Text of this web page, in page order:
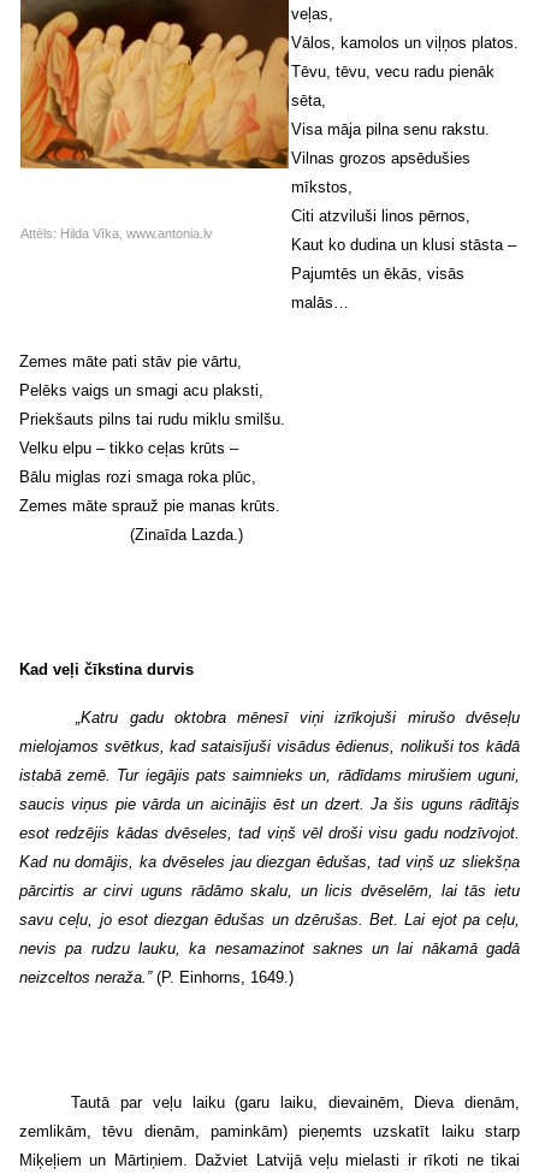
Attēls: Hilda Vīka, www.antonia.lv
veļas,
Vālos, kamolos un viļņos platos.
Tēvu, tēvu, vecu radu pienāk
sēta,
Visa māja pilna senu rakstu.
Vilnas grozos apsēdušies
mīkstos,
Citi atzviluši linos pērnos,
Kaut ko dudina un klusi stāsta –
Pajumtēs un ēkās, visās
malās…
Zemes māte pati stāv pie vārtu,
Pelēks vaigs un smagi acu plaksti,
Priekšauts pilns tai rudu miklu smilšu.
Velku elpu – tikko ceļas krūts –
Bālu miglas rozi smaga roka plūc,
Zemes māte sprauž pie manas krūts.
(Zinaīda Lazda.)
Kad veļi čīkstina durvis
„Katru gadu oktobra mēnesī viņi izrīkojuši mirušo dvēseļu
mielojamos svētkus, kad sataisījuši visādus ēdienus, nolikuši tos kādā
istabā zemē. Tur iegājis pats saimnieks un, rādīdams mirušiem uguni,
saucis viņus pie vārda un aicinājis ēst un dzert. Ja šis uguns rādītājs
esot redzējis kādas dvēseles, tad viņš vēl droši visu gadu nodzīvojot.
Kad nu domājis, ka dvēseles jau diezgan ēdušas, tad viņš uz sliekšņa
pārcirtis ar cirvi uguns rādāmo skalu, un licis dvēselēm, lai tās ietu
savu ceļu, jo esot diezgan ēdušas un dzērušas. Bet. Lai ejot pa ceļu,
nevis pa rudzu lauku, ka nesamazinot saknes un lai nākamā gadā
neizceltos neraža.”(P. Einhorns, 1649.)
Tautā par veļu laiku (garu laiku, dievainēm, Dieva dienām,
zemlikām, tēvu dienām, paminkām) pieņemts uzskatīt laiku starp
Miķeļiem un Mārtiņiem. Dažviet Latvijā veļu mielasti ir rīkoti ne tikai